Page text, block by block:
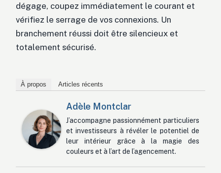
dégage, coupez immédiatement le courant et
vérifiez le serrage de vos connexions. Un
branchement réussi doit être silencieux et
totalement sécurisé.
À propos Articles récents
Adèle Montclar
J’accompagne passionnément particuliers
et investisseurs à révéler le potentiel de
leur intérieur grâce à la magie des
couleurs et à l’art de l’agencement.